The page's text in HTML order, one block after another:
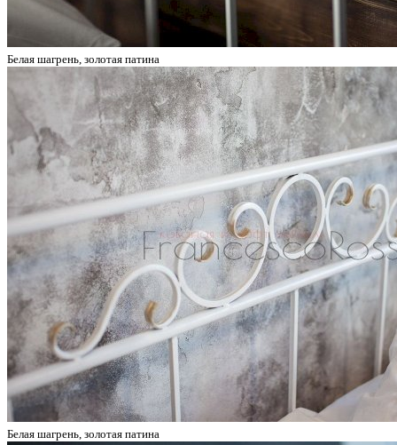
Белая шагрень, золотая патина
Белая шагрень, золотая патина